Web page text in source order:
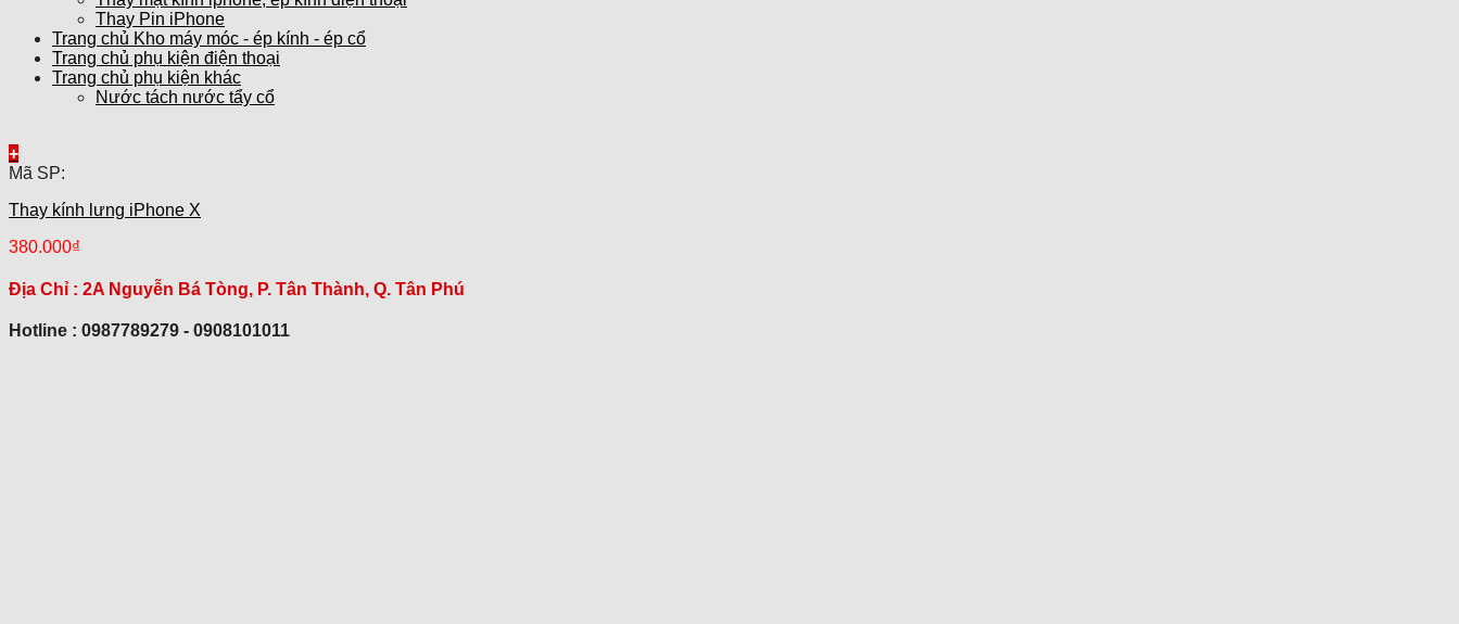
Thay Pin iPhone
Trang chủ Kho máy móc - ép kính - ép cổ
Trang chủ phụ kiện điện thoại
Trang chủ phụ kiện khác
Nước tách nước tẩy cổ
+
Mã SP:
Thay kính lưng iPhone X
380.000₫
Địa Chỉ : 2A Nguyễn Bá Tòng, P. Tân Thành, Q. Tân Phú
Hotline : 0987789279 - 0908101011